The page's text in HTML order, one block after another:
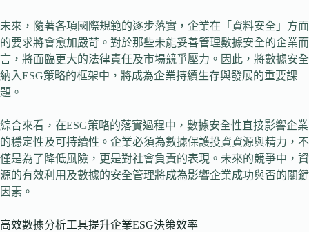
未來，隨著各項國際規範的逐步落實，企業在「資料安全」方面
的要求將會愈加嚴苛。對於那些未能妥善管理數據安全的企業而
言，將面臨更大的法律責任及市場競爭壓力。因此，將數據安全
納入ESG策略的框架中，將成為企業持續生存與發展的重要課
題。
綜合來看，在ESG策略的落實過程中，數據安全性直接影響企業
的穩定性及可持續性。企業必須為數據保護投資資源與精力，不
僅是為了降低風險，更是對社會負責的表現。未來的競爭中，資
源的有效利用及數據的安全管理將成為影響企業成功與否的關鍵
因素。
高效數據分析工具提升企業ESG決策效率